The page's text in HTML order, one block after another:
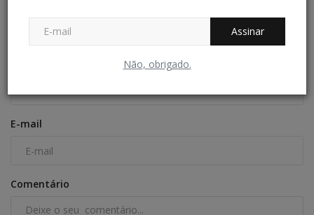
Assinar
Não, obrigado.
COMENTÁRIOS
E-mail
Comentário